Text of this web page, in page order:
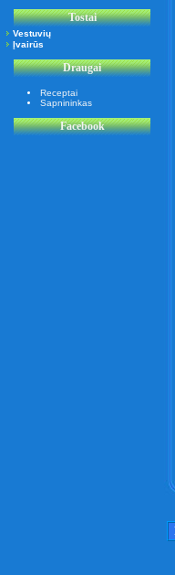
Tostai
Vestuvių
Įvairūs
Draugai
Receptai
Sapnininkas
Facebook